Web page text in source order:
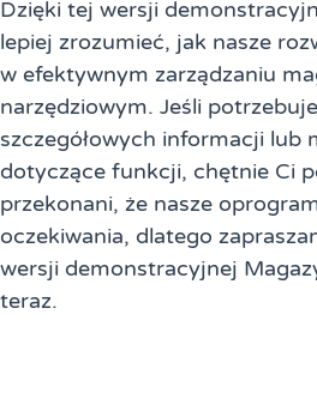
Dzięki tej wersji
lepiej zrozumieć, jak nasze
w efektywnym zarządzaniu
narzędziowym. Jeśli
szczegółowych informacji lub
dotyczące funkcji, chętnie Ci
przekonani, że nasze
oczekiwania, dlatego
wersji demonstracyjnej
teraz.